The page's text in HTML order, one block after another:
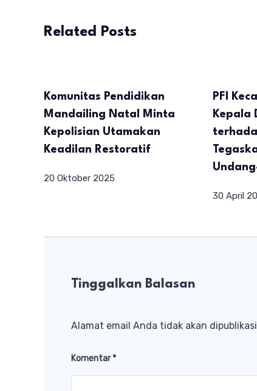
Related Posts
Komunitas Pendidikan
Mandailing Natal Minta
Kepolisian Utamakan
Keadilan Restoratif
20 Oktober 2025
PFI
Kepala
30 April
Tinggalkan Balasan
Alamat email Anda tidak akan
Komentar*